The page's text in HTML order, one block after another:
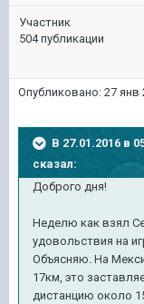
Участник
504 публикации
Опубликовано: 27 янв
В 27.01.2016 в
сказал:
Доброго дня!
Неделю как взял
удовольствия на
Объясняю. На
17км, это
дистанцию около